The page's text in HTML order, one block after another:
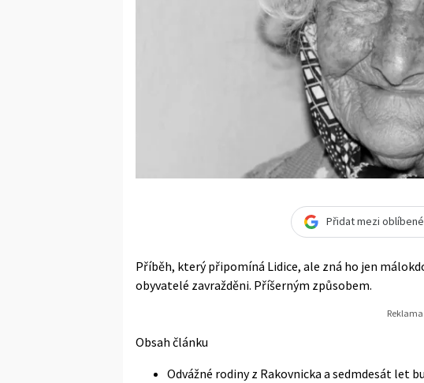
Přidat mezi
Příběh, který připomíná Lidice, ale zná ho jen
obyvatelé zavražděni. Příšerným způsobem.
Obsah článku
Odvážné rodiny z Rakovnicka a sedmdesát let